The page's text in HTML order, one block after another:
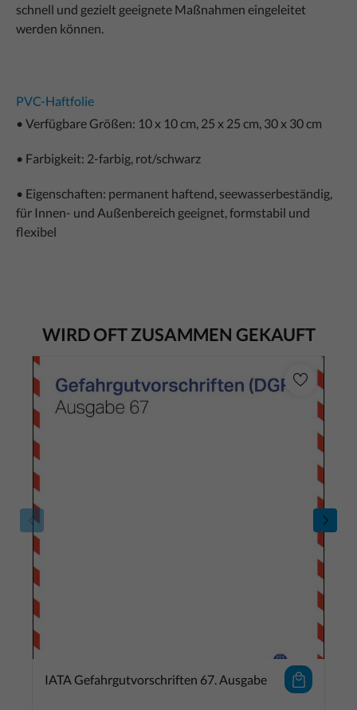
schnell und gezielt geeignete Maßnahmen eingeleitet
werden können.
PVC-Haftfolie
• Verfügbare Größen: 10 x 10 cm, 25 x 25 cm, 30 x 30 cm
• Farbigkeit: 2-farbig, rot/schwarz
• Eigenschaften: permanent haftend, seewasserbeständig,
für Innen- und Außenbereich geeignet, formstabil und
flexibel
WIRD OFT ZUSAMMEN GEKAUFT
IATA Gefahrgutvorschriften 67. Ausgabe